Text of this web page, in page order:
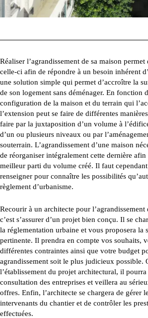
Réaliser l’agrandissement de sa maison
celle-ci afin de répondre à un besoin inhérent
une solution simple qui permet d’accroître la
de son logement sans déménager. En fonction
configuration de la maison et du terrain qui
l’extension peut se faire de différentes
faire par la juxtaposition d’un volume à
d’un ou plusieurs niveaux ou par
souterrain. L’agrandissement d’une maison
de réorganiser intégralement cette dernière afin
meilleur parti du volume créé. Il faut cependant
renseigner pour connaître les possibilités
règlement d’urbanisme.
Recourir à un architecte pour l’agrandissement
c’est s’assurer d’un projet bien conçu. Il se
la réglementation urbaine et vous proposera la
pertinente. Il prendra en compte vos souhaits,
différentes contraintes ainsi que votre budget
agrandissement soit le plus judicieux possible.
l’établissement du projet architectural, il pourra
consultation des entreprises et veillera au
offres. Enfin, l’architecte se chargera de gérer
intervenants du chantier et de contrôler les
effectuées.